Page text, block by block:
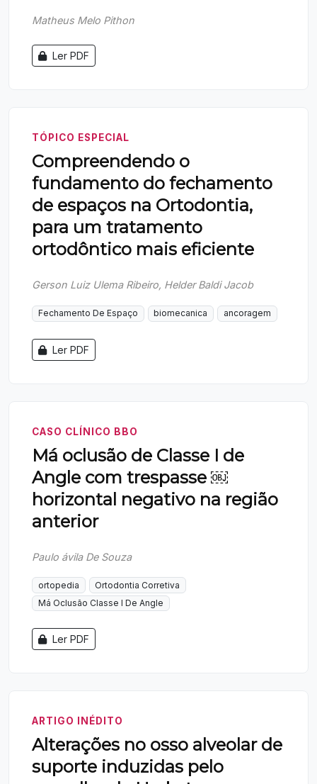
Matheus Melo Pithon
Ler PDF
TÓPICO ESPECIAL
Compreendendo o
fundamento do fechamento
de espaços na Ortodontia,
para um tratamento
ortodôntico mais eficiente
Gerson Luiz Ulema Ribeiro, Helder Baldi Jacob
Fechamento De Espaço biomecanica ancoragem
Ler PDF
CASO CLÍNICO BBO
Má oclusão de Classe I de
Angle com trespasse ￼
horizontal negativo na região
anterior
Paulo ávila De Souza
ortopedia
Ortodontia Corretiva
Má Oclusão Classe I De Angle
Ler PDF
ARTIGO INÉDITO
Alterações no osso alveolar de
suporte induzidas pelo